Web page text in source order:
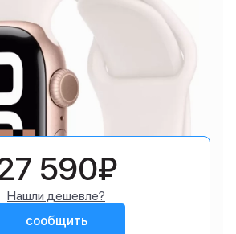
590₽
Нашли дешевле?
сообщить